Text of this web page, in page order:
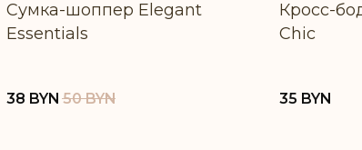
Сумка-шоппер Elegant
Essentials
38 BYN 50 BYN
Кросс-
Chic
35 BYN